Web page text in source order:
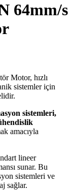
64mm/s
Motor, hızlı
sistemler için
sistemleri,
amacıyla
lineer
sunar. Bu
sistemleri ve
sağlar.